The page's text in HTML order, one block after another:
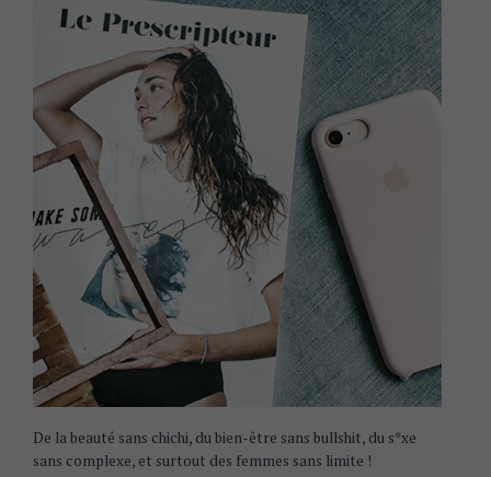
De la beauté sans chichi, du bien-être sans bullshit, du s*xe
sans complexe, et surtout des femmes sans limite !